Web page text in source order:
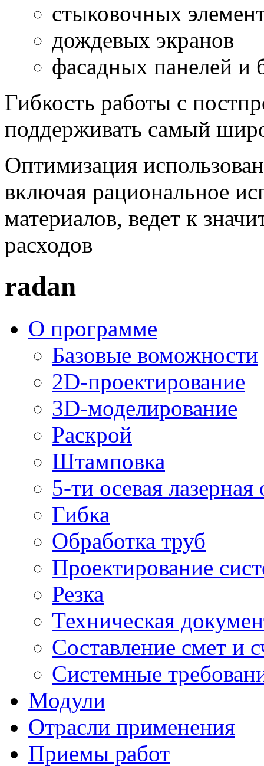
стыковочных
дождевых экранов
фасадных панелей и
Гибкость работы с
поддерживать самый
Оптимизация
включая рациональное
материалов, ведет к
расходов
radan
О программе
Базовые воможности
2D-проектирование
3D-моделирование
Раскрой
Штамповка
5-ти осевая лазерная
Гибка
Обработка труб
Проектирование
Резка
Техническая
Составление смет и
Системные
Модули
Отрасли применения
Приемы работ